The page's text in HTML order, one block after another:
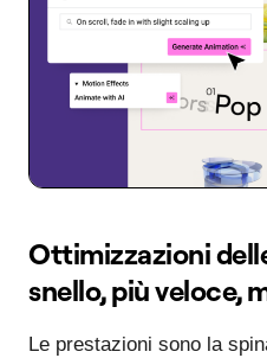
Ottimizzazioni
snello, più veloce,
Le prestazioni sono la